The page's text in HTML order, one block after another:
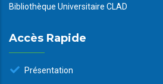
Bibliothèque Universitaire CLAD
Accès Rapide
Présentation